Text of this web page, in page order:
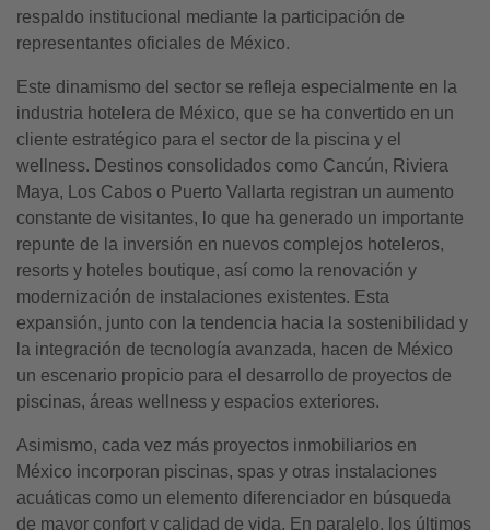
respaldo institucional mediante la participación de
representantes oficiales de México.
Este dinamismo del sector se refleja especialmente en la
industria hotelera de México, que se ha convertido en un
cliente estratégico para el sector de la piscina y el
wellness. Destinos consolidados como Cancún, Riviera
Maya, Los Cabos o Puerto Vallarta registran un aumento
constante de visitantes, lo que ha generado un importante
repunte de la inversión en nuevos complejos hoteleros,
resorts y hoteles boutique, así como la renovación y
modernización de instalaciones existentes. Esta
expansión, junto con la tendencia hacia la sostenibilidad y
la integración de tecnología avanzada, hacen de México
un escenario propicio para el desarrollo de proyectos de
piscinas, áreas wellness y espacios exteriores.
Asimismo, cada vez más proyectos inmobiliarios en
México incorporan piscinas, spas y otras instalaciones
acuáticas como un elemento diferenciador en búsqueda
de mayor confort y calidad de vida. En paralelo, los últimos